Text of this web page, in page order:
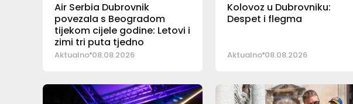
Air Serbia Dubrovnik
povezala s Beogradom
tijekom cijele godine: Letovi i
zimi tri puta tjedno
Aktualno 08.08.2026
Kolovoz u Dubrovniku:
Despet i flegma
Aktualno 08.08.2026